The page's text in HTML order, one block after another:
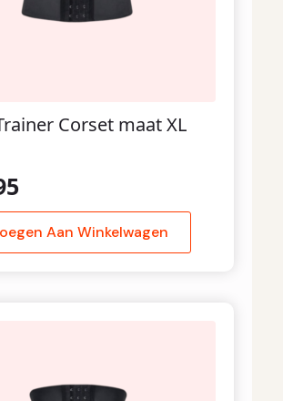
Corset maat XL
Aan Winkelwagen